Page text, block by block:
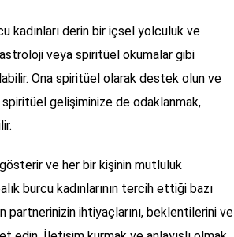
kadınları derin bir içsel yolculuk ve
veya spiritüel okumalar gibi
Ona spiritüel olarak destek olun ve
spiritüel gelişiminize de odaklanmak,
ve her bir kişinin mutluluk
burcu kadınlarının tercih ettiği bazı
partnerinizin ihtiyaçlarını, beklentilerini ve